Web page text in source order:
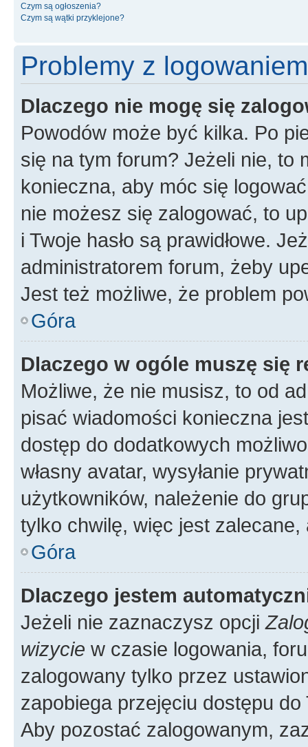
Czym są ogłoszenia?
Czym są wątki przyklejone?
Problemy z
Dlaczego nie mogę się
Powodów może być kilka. Po
się na tym forum? Jeżeli nie, to
konieczna, aby móc się
nie możesz się zalogować, to
i Twoje hasło są prawidłowe.
administratorem forum, żeby
Jest też możliwe, że problem
Góra
Dlaczego w ogóle muszę się
Możliwe, że nie musisz, to od
pisać wiadomości konieczna
dostęp do dodatkowych
własny avatar, wysyłanie
użytkowników, należenie do
tylko chwilę, więc jest zalecane,
Góra
Dlaczego jestem
Jeżeli nie zaznaczysz opcji
wizycie w czasie logowania,
zalogowany tylko przez
zapobiega przejęciu dostępu
Aby pozostać zalogowanym,